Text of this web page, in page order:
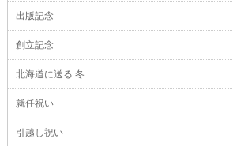
出版記念
創立記念
北海道に送る 冬
就任祝い
引越し祝い